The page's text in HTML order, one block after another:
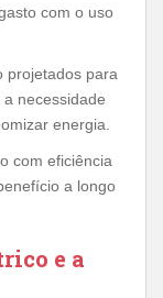
com o uso
projetados para
necessidade
energia.
com eficiência
a longo
e a